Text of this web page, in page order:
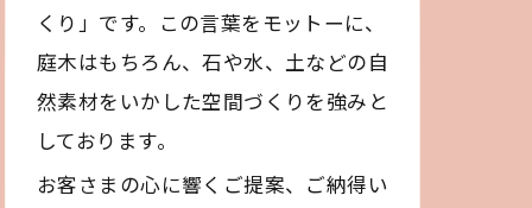
くり」です。この言葉をモットーに、
庭木はもちろん、石や水、土などの自
然素材をいかした空間づくりを強みと
しております。
お客さまの心に響くご提案、ご納得い